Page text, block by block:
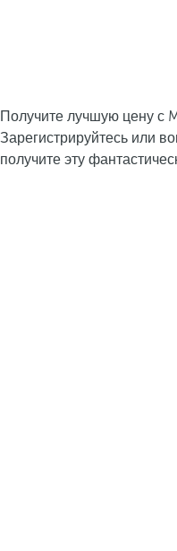
Получите лучшую цену с
Зарегистрируйтесь или
получите эту